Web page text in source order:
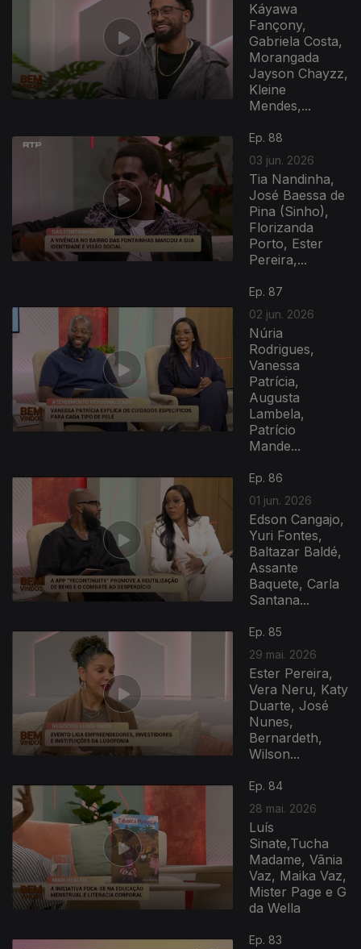
Káyawa
Fançony,
Gabriela Costa,
Morangada
Jayson Chayzz,
Kleine
Mendes,...
Ep. 88
03 jun. 2026
Tia Nandinha,
José Baessa de
Pina (Sinho),
Florizanda
Porto, Ester
Pereira,...
Ep. 87
02 jun. 2026
Núria
Rodrigues,
Vanessa
Patrícia,
Augusta
Lambela,
Patrício
Mande...
Ep. 86
01 jun. 2026
Edson Cangajo,
Yuri Fontes,
Baltazar Baldé,
Assante
Baquete, Carla
Santana...
Ep. 85
29 mai. 2026
Ester Pereira,
Vera Neru, Katy
Duarte, José
Nunes,
Bernardeth,
Wilson...
Ep. 84
28 mai. 2026
Luís
Sinate,Tucha
Madame, Vãnia
Vaz, Maika Vaz,
Mister Page e G
da Wella
Ep. 83
931803